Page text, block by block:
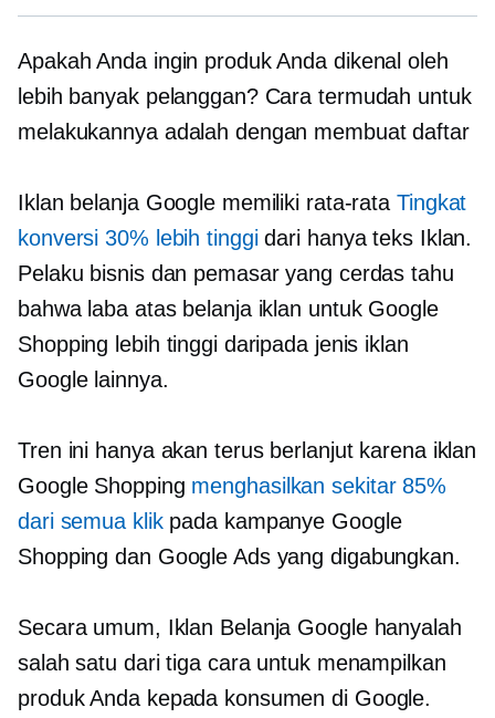
Apakah Anda ingin produk Anda dikenal oleh
lebih banyak pelanggan? Cara termudah untuk
melakukannya adalah dengan membuat daftar
Iklan belanja Google memiliki rata-rata Tingkat
konversi 30% lebih tinggidari hanya teksIklan.
Pelaku bisnis dan pemasar yang cerdas tahu
bahwa laba atas belanja iklan untuk Google
Shopping lebih tinggi daripada jenis iklan
Google lainnya.
Tren ini hanya akan terus berlanjut karena iklan
Google Shopping menghasilkan sekitar 85%
dari semua klikpada kampanye Google
Shopping dan Google Ads yang digabungkan.
Secara umum, Iklan Belanja Google hanyalah
salah satu dari tiga cara untuk menampilkan
produk Anda kepada konsumen di Google.